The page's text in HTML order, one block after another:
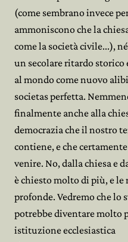
(come sembrano invece
ammoniscono che la
come la società civile...),
un secolare ritardo storico
al mondo come nuovo
societas perfetta.
finalmente anche alla
democrazia che il nostro
contiene, e che
venire. No, dalla chiesa e
è chiesto molto di più, e
profonde. Vedremo che
potrebbe diventare molto
istituzione ecclesiastica